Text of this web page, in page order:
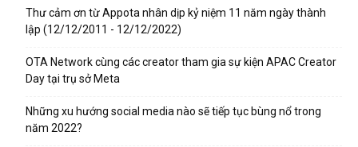
Thư cảm ơn từ Appota nhân dịp kỷ niệm 11 năm ngày thành
lập (12/12/2011 - 12/12/2022)
OTA Network cùng các creator tham gia sự kiện APAC Creator
Day tại trụ sở Meta
Những xu hướng social media nào sẽ tiếp tục bùng nổ trong
năm 2022?